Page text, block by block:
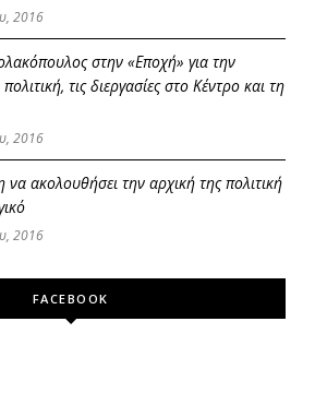
2016
στην «Εποχή» για την
τις διεργασίες στο Κέντρο και τη
2016
ακολουθήσει την αρχική της πολιτική
2016
FACEBOOK